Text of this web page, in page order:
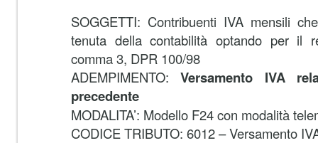
SOGGETTI: Contribuenti IVA mensili
tenuta della contabilità optando per il
comma 3, DPR 100/98
ADEMPIMENTO:Versamento IVA
precedente
MODALITA’: Modello F24 con modalità
CODICE TRIBUTO: 6012 – Versamento